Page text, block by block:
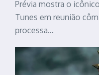
Prévia mostra o
Tunes em reunião
processa…